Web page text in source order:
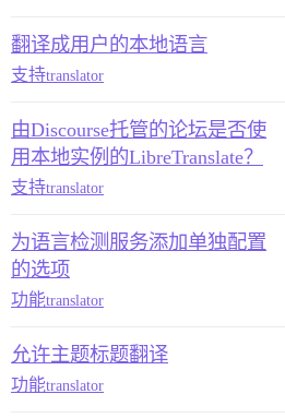
翻译成用户的本地语言
支持translator
由Discourse托管的论坛是否使
用本地实例的LibreTranslate？
支持translator
为语言检测服务添加单独配置
的选项
功能translator
允许主题标题翻译
功能translator